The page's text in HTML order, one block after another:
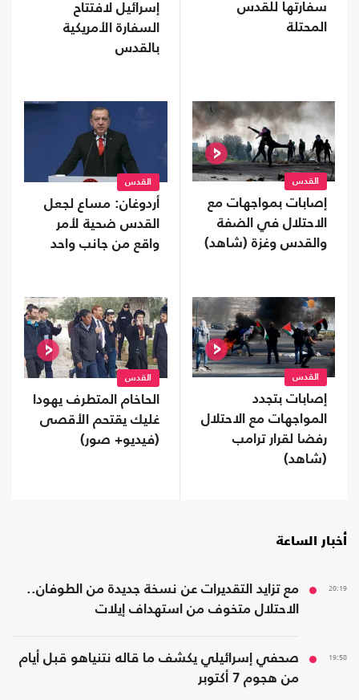
سفارتها للقدس
المحتلة
إسرائيل لافتتاح
السفارة الأمريكية
بالقدس
القدس
إصابات بمواجهات مع
الاحتلال في الضفة
والقدس وغزة (شاهد)
القدس
أردوغان: مساع لجعل
القدس ضحية لأمر
واقع من جانب واحد
القدس
إصابات بتجدد
المواجهات مع الاحتلال
رفضا لقرار ترامب
(شاهد)
القدس
الحاخام المتطرف يهودا
غليك يقتحم الأقصى
(فيديو+ صور)
أخبار الساعة
20:19
مع تزايد التقديرات عن نسخة جديدة من الطوفان..
الاحتلال متخوف من استهداف إيلات
19:58
صحفي إسرائيلي يكشف ما قاله نتنياهو قبل أيام
من هجوم 7 أكتوبر